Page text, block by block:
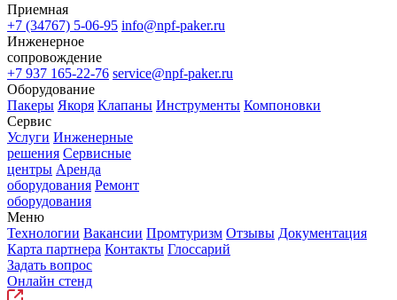
Приемная
+7 (34767) 5-06-95 info@npf-paker.ru
Инженерное
сопровождение
+7 937 165-22-76 service@npf-paker.ru
Оборудование
Пакеры Якоря Клапаны Инструменты Компоновки
Сервис
Услуги Инженерные
решения Сервисные
центры Аренда
оборудования Ремонт
оборудования
Меню
Технологии Вакансии Промтуризм Отзывы Документация
Карта партнера Контакты Глоссарий
Задать вопрос
Онлайн стенд